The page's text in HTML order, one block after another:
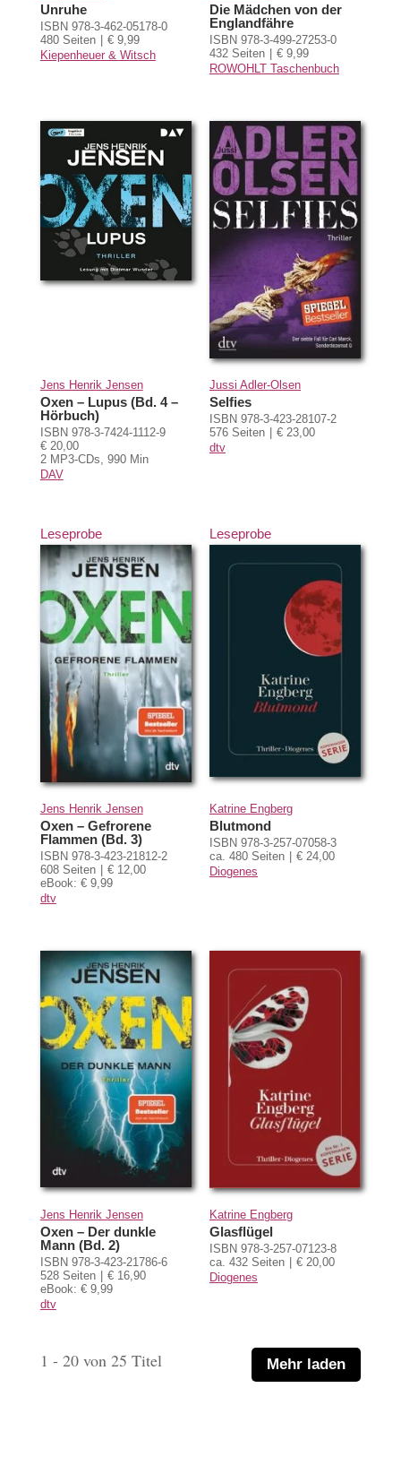
Unruhe
ISBN 978-3-462-05178-0
480 Seiten
€ 9,99
Kiepenheuer & Witsch
Die Mädchen von der
Englandfähre
ISBN 978-3-499-27253-0
432 Seiten
€ 9,99
ROWOHLT Taschenbuch
Jens Henrik Jensen
Oxen – Lupus (Bd. 4 –
Hörbuch)
ISBN 978-3-7424-1112-9
€ 20,00
2 MP3-CDs, 990 Min
DAV
Jussi Adler-Olsen
Selfies
ISBN 978-3-423-28107-2
576 Seiten
€ 23,00
dtv
Leseprobe
Jens Henrik Jensen
Oxen – Gefrorene
Flammen (Bd. 3)
ISBN 978-3-423-21812-2
608 Seiten
€ 12,00
eBook: € 9,99
dtv
Leseprobe
Katrine Engberg
Blutmond
ISBN 978-3-257-07058-3
ca. 480 Seiten
€ 24,00
Diogenes
Jens Henrik Jensen
Oxen – Der dunkle
Mann (Bd. 2)
ISBN 978-3-423-21786-6
528 Seiten
€ 16,90
eBook: € 9,99
dtv
Katrine Engberg
Glasflügel
ISBN 978-3-257-07123-8
ca. 432 Seiten
€ 20,00
Diogenes
1 - 20 von 25 Titel Mehr laden